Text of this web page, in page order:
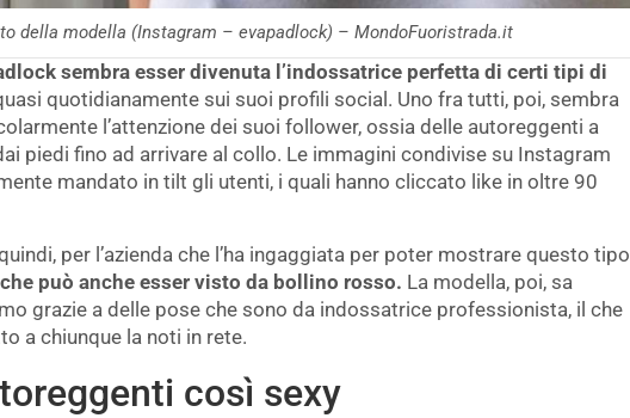
della modella (Instagram – evapadlock) – MondoFuoristrada.it
sembra esser divenuta l’indossatrice perfetta di certi tipi di
quotidianamente sui suoi profili social. Uno fra tutti, poi, sembra
l’attenzione dei suoi follower, ossia delle autoreggenti a
piedi fino ad arrivare al collo. Le immagini condivise su Instagram
mandato in tilt gli utenti, i quali hanno cliccato like in oltre 90
per l’azienda che l’ha ingaggiata per poter mostrare questo tipo
può anche esser visto da bollino rosso. La modella, poi, sa
grazie a delle pose che sono da indossatrice professionista, il che
a chiunque la noti in rete.
così sexy